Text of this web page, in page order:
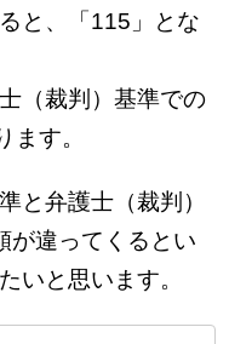
と、「115」とな
（裁判）基準での
ます。
と弁護士（裁判）
が違ってくるとい
いと思います。